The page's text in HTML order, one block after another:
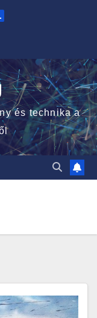
és technika a